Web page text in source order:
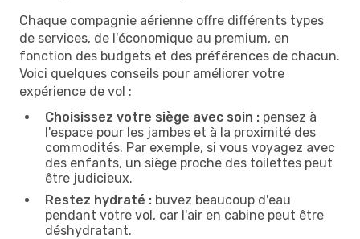
Chaque compagnie aérienne offre différents types
de services, de l'économique au premium, en
fonction des budgets et des préférences de chacun.
Voici quelques conseils pour améliorer votre
expérience de vol :
Choisissez votre siège avec soin : pensez à
l'espace pour les jambes et à la proximité des
commodités. Par exemple, si vous voyagez avec
des enfants, un siège proche des toilettes peut
être judicieux.
Restez hydraté : buvez beaucoup d'eau
pendant votre vol, car l'air en cabine peut être
déshydratant.